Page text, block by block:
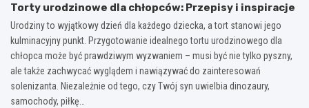
Torty urodzinowe dla chłopców: Przepisy i inspiracje
Urodziny to wyjątkowy dzień dla każdego dziecka, a tort stanowi jego
kulminacyjny punkt. Przygotowanie idealnego tortu urodzinowego dla
chłopca może być prawdziwym wyzwaniem – musi być nie tylko pyszny,
ale także zachwycać wyglądem i nawiązywać do zainteresowań
solenizanta. Niezależnie od tego, czy Twój syn uwielbia dinozaury,
samochody, piłkę…